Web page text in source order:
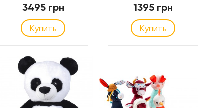
3495 грн
Купить
1395 грн
Купить